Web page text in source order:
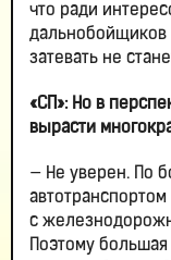
что ради
дальнобойщиков
затевать не
«СП»: Но в
вырасти
— Не уверен. По
с
Поэтому